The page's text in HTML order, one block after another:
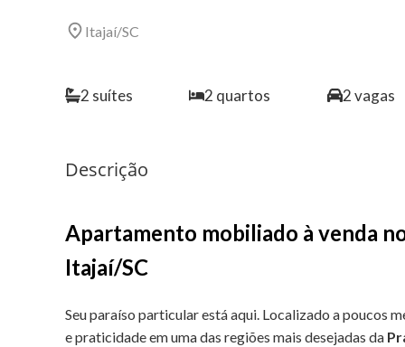
Itajaí/SC
2 suítes 2 quartos 2vagas
Descrição
Apartamento mobiliado à venda
Itajaí/SC
Seu paraíso particular está aqui. Localizado a poucos
e praticidade em uma das regiões mais desejadas da